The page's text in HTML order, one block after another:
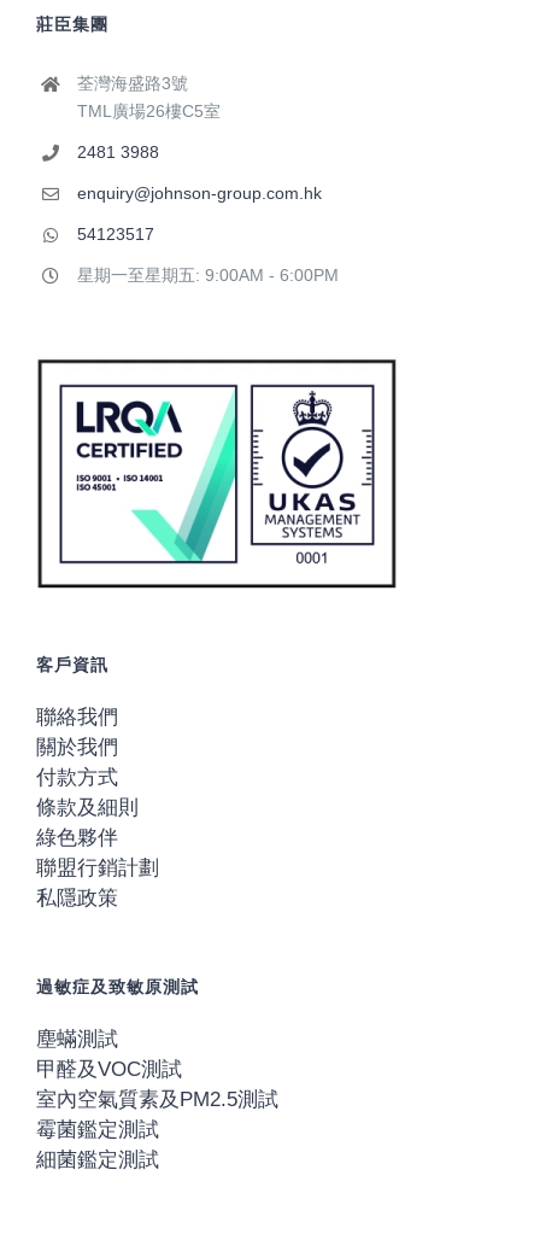
莊臣集團
荃灣海盛路3號
TML廣場26樓C5室
2481 3988
enquiry@johnson-group.com.hk
54123517
星期一至星期五: 9:00AM - 6:00PM
客戶資訊
聯絡我們
關於我們
付款方式
條款及細則
綠色夥伴
聯盟行銷計劃
私隱政策
過敏症及致敏原測試
塵蟎測試
甲醛及VOC測試
室內空氣質素及PM2.5測試
霉菌鑑定測試
細菌鑑定測試